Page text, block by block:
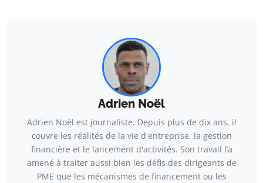
Adrien Noël
Adrien Noël est journaliste. Depuis plus de dix ans, il
couvre les réalités de la vie d'entreprise, la gestion
financière et le lancement d'activités. Son travail l’a
amené à traiter aussi bien les défis des dirigeants de
PME que les mécanismes de financement ou les